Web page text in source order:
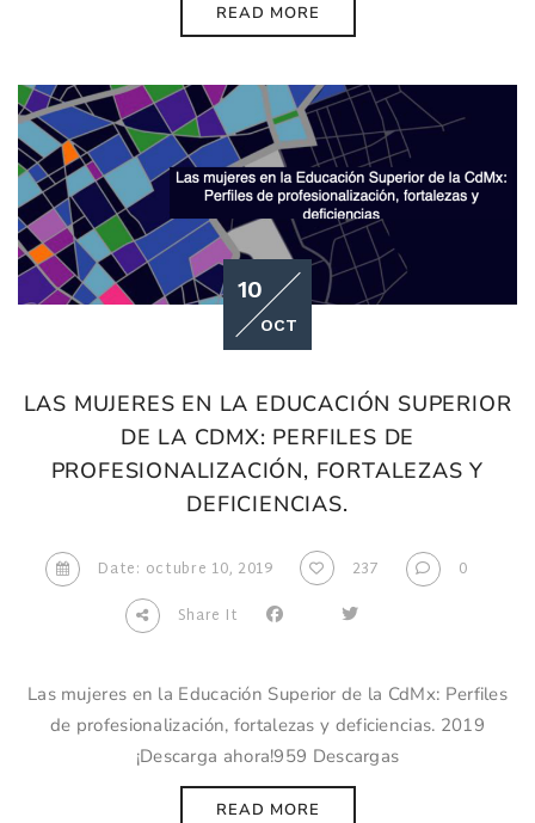
READ MORE
10
OCT
LAS MUJERES EN LA EDUCACIÓN SUPERIOR
DE LA CDMX: PERFILES DE
PROFESIONALIZACIÓN, FORTALEZAS Y
DEFICIENCIAS.
Date: octubre 10, 2019 237
0
Share It
Las mujeres en la Educación Superior de la CdMx: Perfiles
de profesionalización, fortalezas y deficiencias. 2019
¡Descarga ahora!959 Descargas
READ MORE